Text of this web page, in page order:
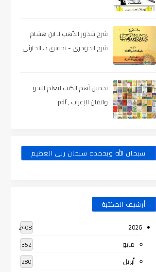
شرح شذور الذّهب لـ ابن هشام
شرح الجوجرى - تحقيق د. الحارثي
تحميل أهم الكتب لتعلم النحو
واتقان الإعراب , pdf
سبحان الله وبحمده سبحان ربى العظيم
أرشيف المكتبة
2026
2408
مايو 352
أبريل 280